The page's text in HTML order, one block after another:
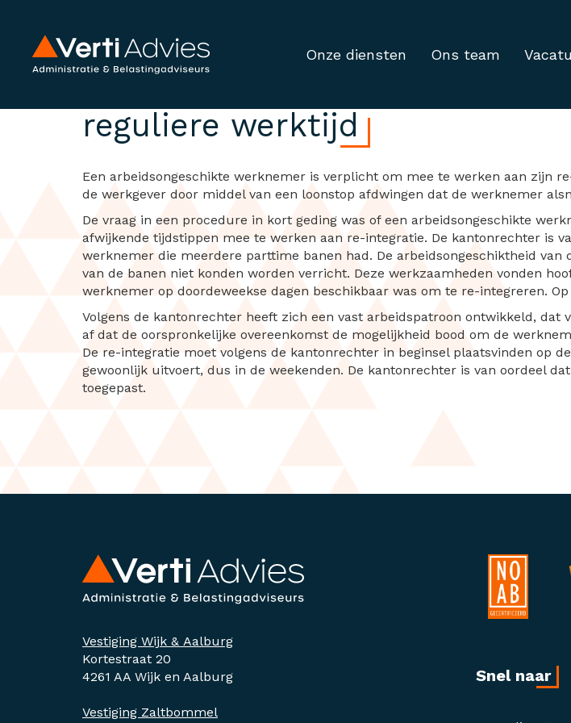
Onze diensten Ons team
Werknemer niet verplicht tot
reguliere werktijd
Een arbeidsongeschikte werknemer is verplicht om mee te werken aan zijn
de werkgever door middel van een loonstop afdwingen dat de werknemer
De vraag in een procedure in kort geding was of een arbeidsongeschikte
afwijkende tijdstippen mee te werken aan re-integratie. De kantonrechter is
werknemer die meerdere parttime banen had. De arbeidsongeschiktheid
van de banen niet konden worden verricht. Deze werkzaamheden vonden
werknemer op doordeweekse dagen beschikbaar was om te re-integreren.
Volgens de kantonrechter heeft zich een vast arbeidspatroon ontwikkeld, dat
af dat de oorspronkelijke overeenkomst de mogelijkheid bood om de
De re-integratie moet volgens de kantonrechter in beginsel plaatsvinden op
gewoonlijk uitvoert, dus in de weekenden. De kantonrechter is van oordeel
toegepast.
Vestiging Wijk & Aalburg
Kortestraat 20
4261 AA Wijk en Aalburg
Vestiging Zaltbommel
Snel naar